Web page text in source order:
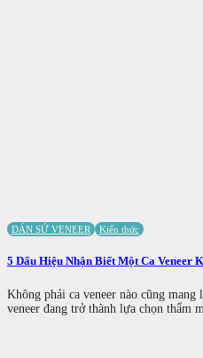
DÁN SỨ VENEER Kiến thức
5 Dấu Hiệu Nhận Biết Một Ca Veneer
Không phải ca veneer nào cũng
veneer đang trở thành lựa chọn thẩm